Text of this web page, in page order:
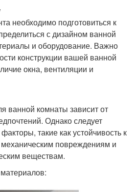
необходимо подготовиться к
с дизайном ванной
и оборудование. Важно
конструкции вашей ванной
окна, вентиляции и
ванной комнаты зависит от
Однако следует
такие как устойчивость к
механическим повреждениям и
веществам.